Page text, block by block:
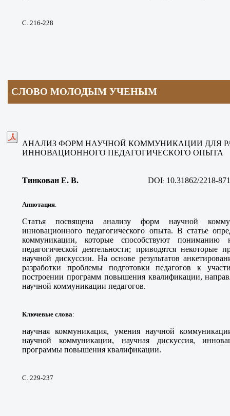
С. 216-228
СЛОВО МОЛОДЫМ УЧЕНЫМ
АНАЛИЗ ФОРМ НАУЧНОЙ КОММУНИКАЦИИ ДЛЯ
ИННОВАЦИОННОГО ПЕДАГОГИЧЕСКОГО ОПЫТА
Тинкован Е. В. DOI: 10.31862/2218-
Аннотация.
Статья посвящена анализу форм научной
инновационного педагогического опыта. В статье
коммуникации, которые способствуют
педагогической деятельности; приводятся
научной дискуссии. На основе результатов
разработки проблемы подготовки педагогов к
построении программ повышения квалификации,
научной коммуникации педагогов.
Ключевые слова:
научная коммуникация, умения научной
научной коммуникации, научная дискуссия,
программы повышения квалификации.
С. 229-237